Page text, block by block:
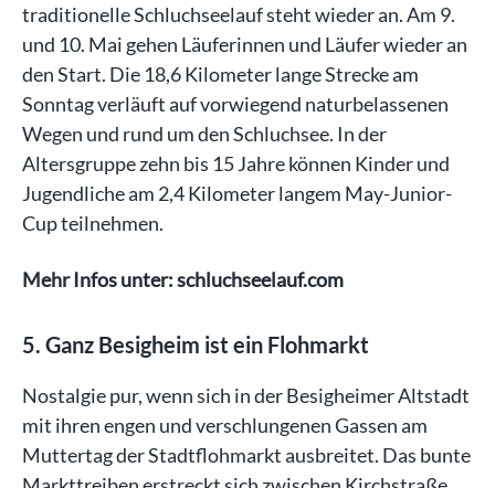
traditionelle Schluchseelauf steht wieder an. Am 9.
und 10. Mai gehen Läuferinnen und Läufer wieder an
den Start. Die 18,6 Kilometer lange Strecke am
Sonntag verläuft auf vorwiegend naturbelassenen
Wegen und rund um den Schluchsee. In der
Altersgruppe zehn bis 15 Jahre können Kinder und
Jugendliche am 2,4 Kilometer langem May-Junior-
Cup teilnehmen.
Mehr Infos unter: schluchseelauf.com
5. Ganz Besigheim ist ein Flohmarkt
Nostalgie pur, wenn sich in der Besigheimer Altstadt
mit ihren engen und verschlungenen Gassen am
Muttertag der Stadtflohmarkt ausbreitet. Das bunte